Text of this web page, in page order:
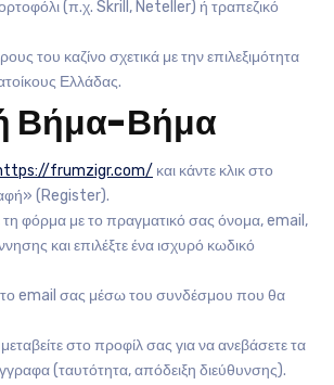
(π.χ. Skrill, Neteller) ή τραπεζικό
του καζίνο σχετικά με την επιλεξιμότητα
Ελλάδας.
Βήμα-Βήμα
frumzigr.com/ και κάντε κλικ στο
(Register).
φόρμα με το πραγματικό σας όνομα, email,
και επιλέξτε ένα ισχυρό κωδικό
το email σας μέσω του συνδέσμου που θα
μεταβείτε στο προφίλ σας για να ανεβάσετε τα
(ταυτότητα, απόδειξη διεύθυνσης).